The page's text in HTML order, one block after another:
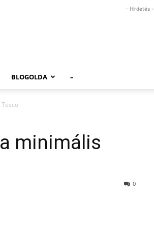
- Hirdetés -
BLOGOLDA –
minimális
0